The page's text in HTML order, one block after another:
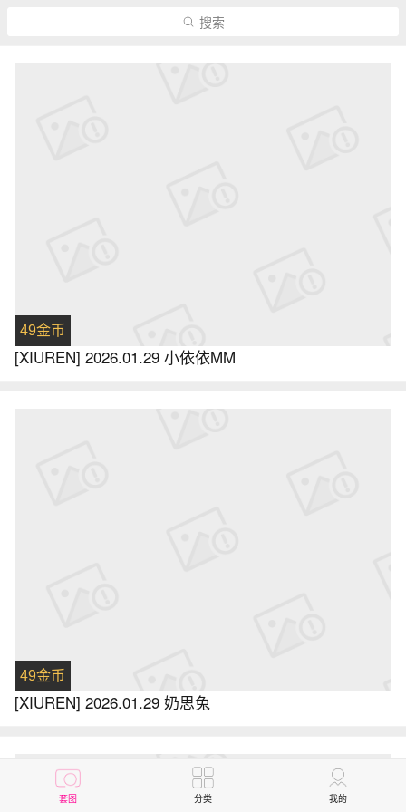
搜索
49金币
[XIUREN] 2026.01.29 小依依MM
49金币
[XIUREN] 2026.01.29 奶思兔
套图 分类 我的